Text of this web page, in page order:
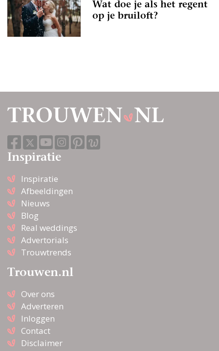
Wat doe je als het regent
op je bruiloft?
Inspiratie
Inspiratie
Afbeeldingen
Nieuws
Blog
Real weddings
Advertorials
Trouwtrends
Trouwen.nl
Over ons
Adverteren
Inloggen
Contact
Disclaimer